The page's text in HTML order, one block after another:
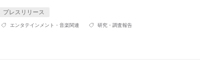
プレスリリース
エンタテインメント・音楽関連 研究・調査報告